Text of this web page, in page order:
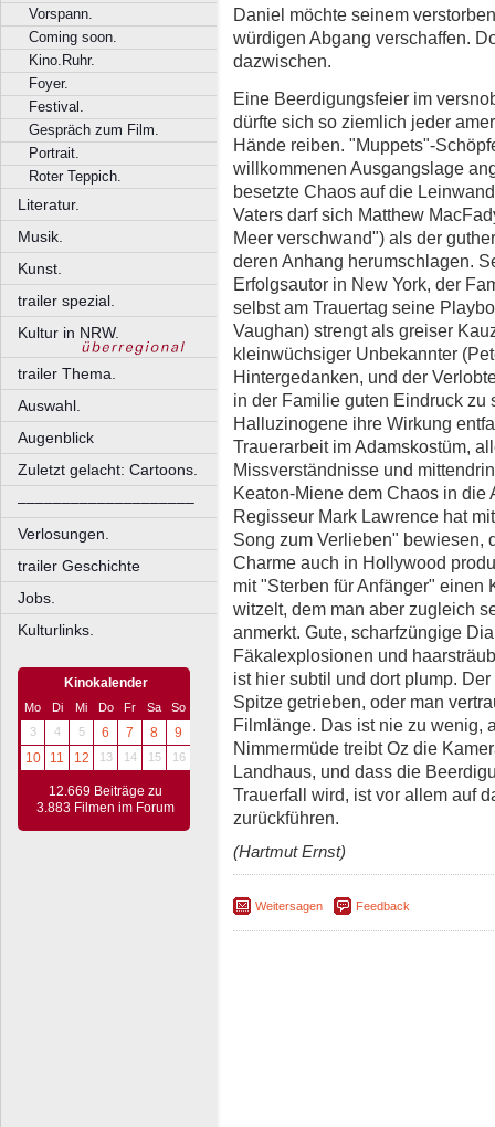
Vorspann.
Coming soon.
Kino.Ruhr.
Foyer.
Festival.
Gespräch zum Film.
Portrait.
Roter Teppich.
Literatur.
Musik.
Kunst.
trailer spezial.
Kultur in NRW.
trailer Thema.
Auswahl.
Augenblick
Zuletzt gelacht: Cartoons.
––––––––––––––––––––
Verlosungen.
trailer Geschichte
Jobs.
Kulturlinks.
Kinokalender
Mo Di Mi Do Fr Sa
So
3
4 5 6 7 8
9
10
11 12 13 14 15 16
12.669 Beiträge zu
3.883 Filmen im Forum
Daniel möchte seinem
würdigen Abgang verschaffen.
dazwischen.
Eine Beerdigungsfeier im
dürfte sich so ziemlich jeder
Hände reiben. "Muppets"-
willkommenen Ausgangslage
besetzte Chaos auf die
Vaters darf sich Matthew
Meer verschwand") als der
deren Anhang herumschlagen.
Erfolgsautor in New York, der
selbst am Trauertag seine
Vaughan) strengt als greiser
kleinwüchsiger Unbekannter
Hintergedanken, und der
in der Familie guten Eindruck
Halluzinogene ihre Wirkung
Trauerarbeit im Adamskostüm,
Missverständnisse und
Keaton-Miene dem Chaos in
Regisseur Mark Lawrence hat
Song zum Verlieben" bewiesen,
Charme auch in Hollywood
mit "Sterben für Anfänger" einen
witzelt, dem man aber zugleich
anmerkt. Gute, scharfzüngige
Fäkalexplosionen und
ist hier subtil und dort plump.
Spitze getrieben, oder man
Filmlänge. Das ist nie zu wenig,
Nimmermüde treibt Oz die
Landhaus, und dass die
Trauerfall wird, ist vor allem auf
zurückführen.
(Hartmut Ernst)
Weitersagen Feedback